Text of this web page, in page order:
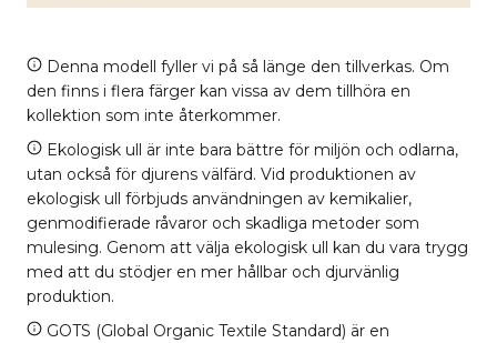
Denna modell fyller vi på så länge den tillverkas. Om
den finns i flera färger kan vissa av dem tillhöra en
kollektion som inte återkommer.
Ekologisk ull är inte bara bättre för miljön och odlarna,
utan också för djurens välfärd. Vid produktionen av
ekologisk ull förbjuds användningen av kemikalier,
genmodifierade råvaror och skadliga metoder som
mulesing. Genom att välja ekologisk ull kan du vara trygg
med att du stödjer en mer hållbar och djurvänlig
produktion.
GOTS (Global Organic Textile Standard) är en